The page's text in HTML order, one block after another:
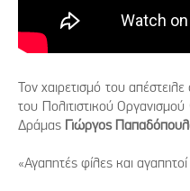
Τον χαιρετισμό του
του Πολιτιστικού
Δράμας Γιώργος
«Αγαπητές φίλες και